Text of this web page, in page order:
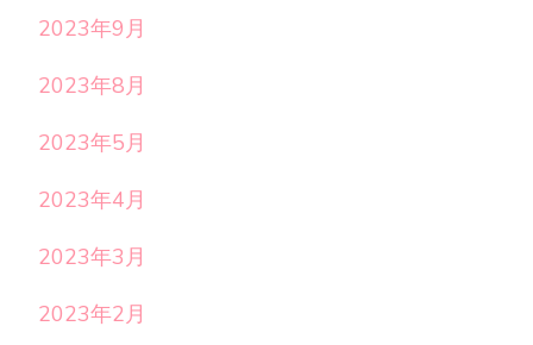
2023年9月
2023年8月
2023年5月
2023年4月
2023年3月
2023年2月